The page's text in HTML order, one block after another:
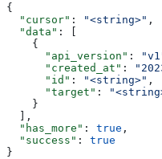
{
  "cursor"
: "<string>" ,
  "data"
: [
    {
      "api_version"
:
      "created_at"
:
      "id"
: "<string>" ,
      "target"
:
    }
  ],
  "has_more"
: true ,
  "success"
: true
}